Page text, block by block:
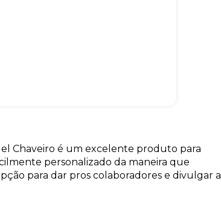
Chaveiro é um excelente produto para
personalizado da maneira que
para dar pros colaboradores e divulgar a